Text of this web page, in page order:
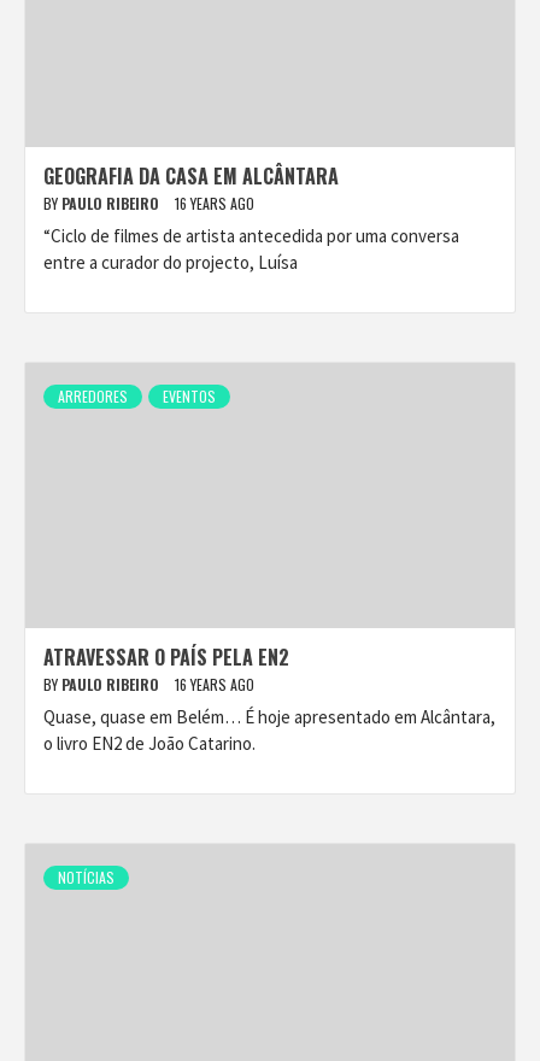
GEOGRAFIA DA CASA EM ALCÂNTARA
BY PAULO RIBEIRO 16 YEARS AGO
“Ciclo de filmes de artista antecedida por uma conversa
entre a curador do projecto, Luísa
ARREDORES EVENTOS
ATRAVESSAR O PAÍS PELA EN2
BY PAULO RIBEIRO 16 YEARS AGO
Quase, quase em Belém… É hoje apresentado em Alcântara,
o livro EN2 de João Catarino.
NOTÍCIAS